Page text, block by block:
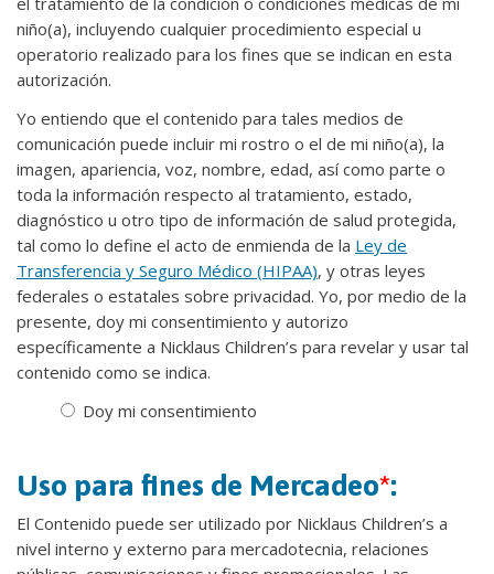
niño(a), incluyendo cualquier procedimiento especial u
operatorio realizado para los fines que se indican en esta
autorización.
Yo entiendo que el contenido para tales medios de
comunicación puede incluir mi rostro o el de mi niño(a), la
imagen, apariencia, voz, nombre, edad, así como parte o
toda la información respecto al tratamiento, estado,
diagnóstico u otro tipo de información de salud protegida,
tal como lo define el acto de enmienda de la Ley de
Transferencia y Seguro Médico (HIPAA), y otras leyes
federales o estatales sobre privacidad. Yo, por medio de la
presente, doy mi consentimiento y autorizo
específicamente a Nicklaus Children’s para revelar y usar tal
contenido como se indica.
Doy mi consentimiento
Uso para fines de Mercadeo*:
El Contenido puede ser utilizado por Nicklaus Children’s a
nivel interno y externo para mercadotecnia, relaciones